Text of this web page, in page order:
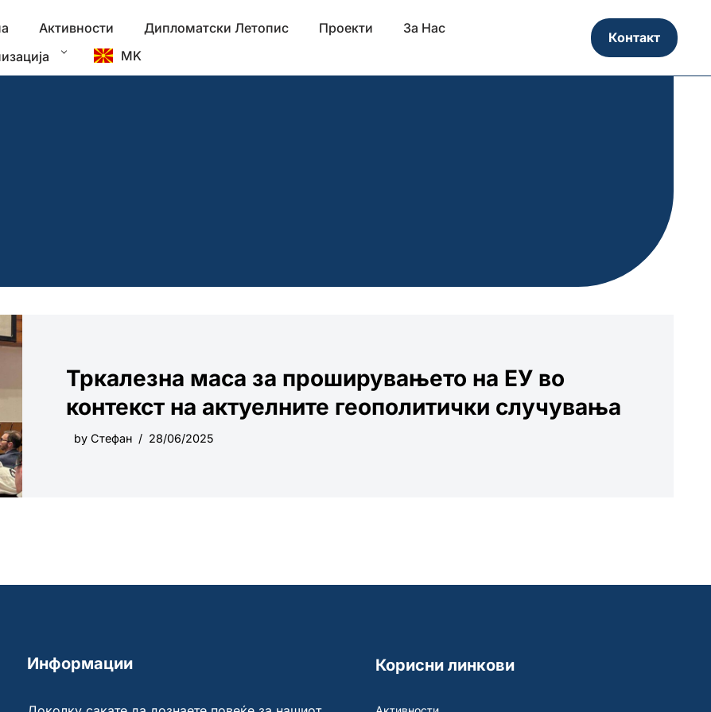
Активности Дипломатски Летопис Проекти
За Нас
MK
Контакт
Тркалезна маса за проширувањето на ЕУ во
контекст на актуелните геополитички случувања
by Стефан 28/06/2025
Информации Корисни линкови